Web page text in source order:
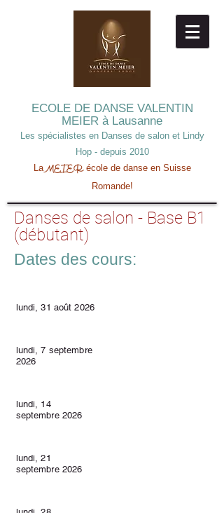
ECOLE DE DANSE VALENTIN
MEIER à Lausanne
Les spécialistes en Danses de salon et Lindy
Hop - depuis 2010
LaMEIERécole de danse en Suisse
Romande!
Danses de salon - Base B1
(débutant)
Dates des cours:
lundi, 31 août 2026
lundi, 7 septembre
2026
lundi, 14
septembre 2026
lundi, 21
septembre 2026